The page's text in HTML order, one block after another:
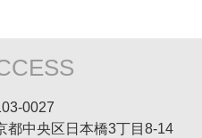
0027
都中央区日本橋3丁目8-14